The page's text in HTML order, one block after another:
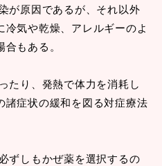
が原因であるが、それ以外
気や乾燥、アレルギーのよ
もある。
たり、発熱で体力を消耗し
諸症状の緩和を図る対症療法
ずしもかぜ薬を選択するの